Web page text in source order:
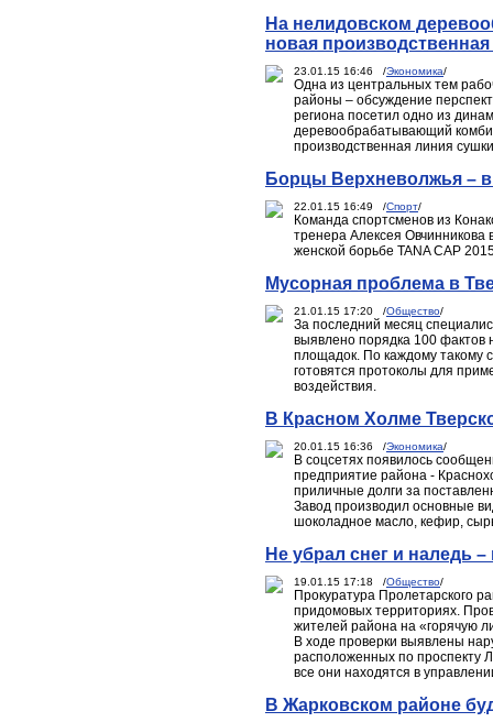
На нелидовском
новая
23.01.15 16:46 /Экономика/
Одна из центральных тем
районы – обсуждение
региона посетил одно из
деревообрабатывающий
производственная линия
Борцы Верхневолжья – в
22.01.15 16:49 /Спорт/
Команда спортсменов из
тренера Алексея
женской борьбе TANA CAP
Мусорная проблема в
21.01.15 17:20 /Общество/
За последний месяц
выявлено порядка 100
площадок. По каждому такому
готовятся протоколы для
воздействия.
В Красном Холме
20.01.15 16:36 /Экономика/
В соцсетях появилось
предприятие района -
приличные долги за
Завод производил основные
шоколадное масло, кефир,
Не убрал снег и наледь
19.01.15 17:18 /Общество/
Прокуратура Пролетарского
придомовых территориях.
жителей района на «горячую
В ходе проверки выявлены
расположенных по проспекту
все они находятся в
В Жарковском районе